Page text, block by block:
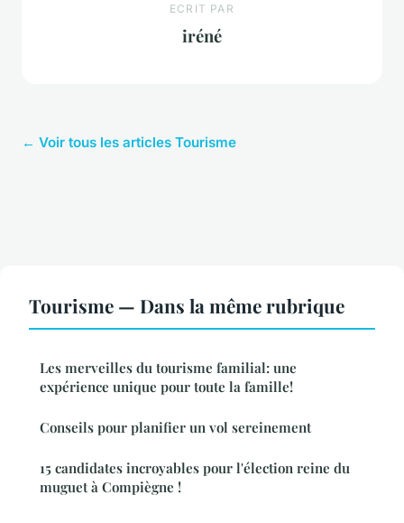
ECRIT PAR
iréné
← Voir tous les articles Tourisme
Tourisme — Dans la même rubrique
Les merveilles du tourisme familial: une
expérience unique pour toute la famille!
Conseils pour planifier un vol sereinement
15 candidates incroyables pour l'élection reine du
muguet à Compiègne !